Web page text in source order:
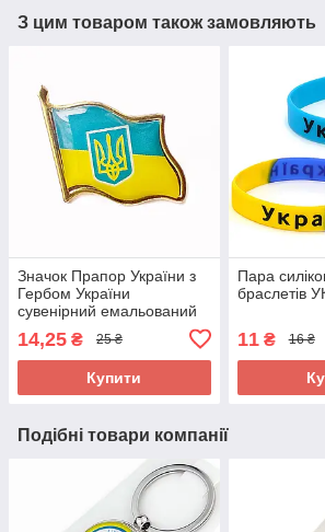
З цим товаром також замовляють
Значок Прапор України з
Гербом України
сувенірний емальований
14,25 ₴ 25 ₴
Купити
Пара
браслетів
11₴ 16 ₴
Подібні товари компанії